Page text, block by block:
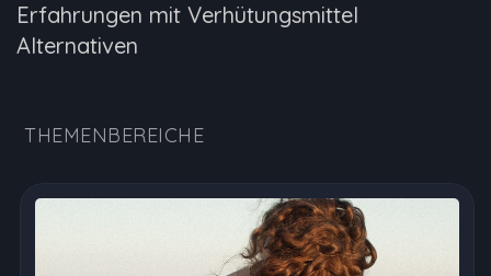
Erfahrungen mit Verhütungsmittel
Alternativen